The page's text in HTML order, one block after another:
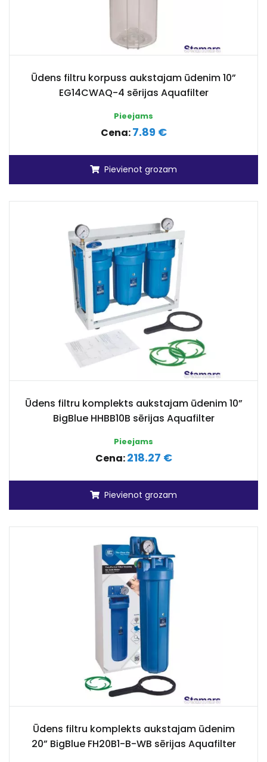
Ūdens filtru korpuss aukstajam ūdenim 10”
EG14CWAQ-4 sērijas Aquafilter
Pieejams
Cena:7.89 €
Pievienot grozam
Ūdens filtru komplekts aukstajam ūdenim 10”
BigBlue HHBB10B sērijas Aquafilter
Pieejams
Cena:218.27 €
Pievienot grozam
Ūdens filtru komplekts aukstajam ūdenim
20” BigBlue FH20B1-B-WB sērijas Aquafilter